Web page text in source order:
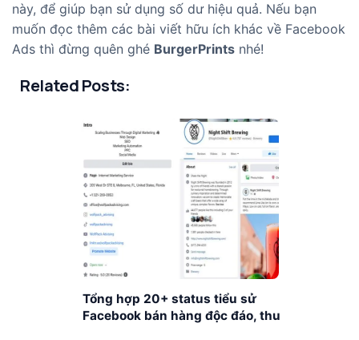
này, để giúp bạn sử dụng số dư hiệu quả. Nếu bạn
muốn đọc thêm các bài viết hữu ích khác về Facebook
Ads thì đừng quên ghé BurgerPrints nhé!
Related Posts:
Tổng hợp 20+ status tiểu sử
Facebook bán hàng độc đáo, thu